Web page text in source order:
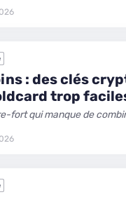
: des clés
trop
fort qui manque de